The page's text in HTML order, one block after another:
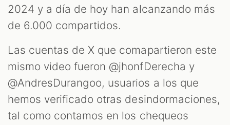
2024 y a día de hoy han alcanzando más
de 6.000 compartidos.
Las cuentas de X que comapartieron este
mismo video fueron @jhonfDerecha y
@AndresDurangoo, usuarios a los que
hemos verificado otras desindormaciones,
tal como contamos en los chequeos